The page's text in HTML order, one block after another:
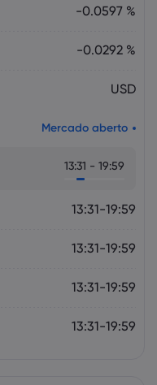
-0.0597 %
-0.0292 %
USD
Mercado aberto
13:31 - 19:59
13:31-19:59
13:31-19:59
13:31-19:59
13:31-19:59